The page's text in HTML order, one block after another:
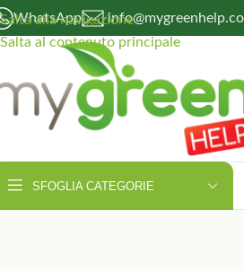
Salta alla navigazione
Salta al contenuto principale
WhatsApp
SFOGLIA CATEGORIE